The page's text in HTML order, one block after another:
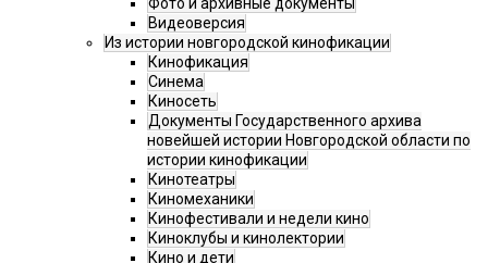
Фото и архивные документы
Видеоверсия
Из истории новгородской кинофикации
Кинофикация
Синема
Киносеть
Документы Государственного архива
новейшей истории Новгородской области по
истории кинофикации
Кинотеатры
Киномеханики
Кинофестивали и недели кино
Киноклубы и кинолектории
Кино и дети